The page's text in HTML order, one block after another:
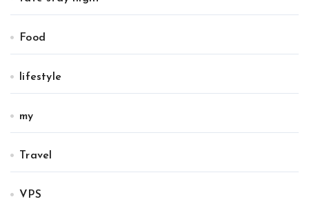
Food
lifestyle
my
Travel
VPS